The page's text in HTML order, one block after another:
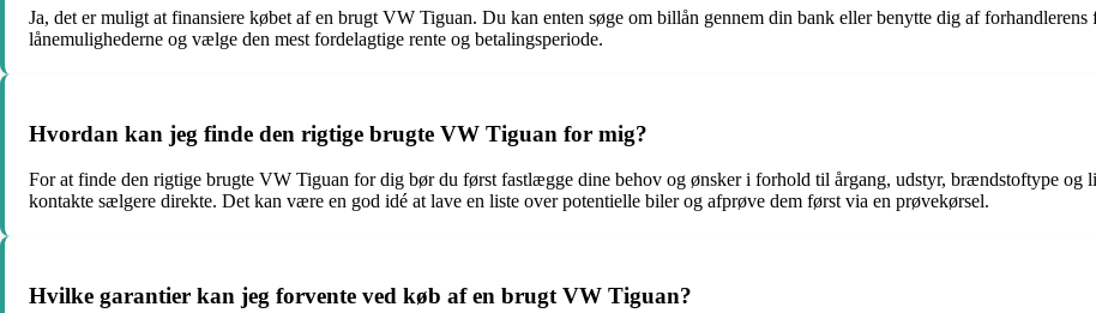
Ja, det er muligt at finansiere købet af en brugt VW Tiguan. Du kan enten søge om billån gennem din bank eller benytte dig af
lånemulighederne og vælge den mest fordelagtige rente og betalingsperiode.
Hvordan kan jeg finde den rigtige brugte VW Tiguan for mig?
For at finde den rigtige brugte VW Tiguan for dig bør du først fastlægge dine behov og ønsker i forhold til årgang, udstyr, brændstoftype og
kontakte sælgere direkte. Det kan være en god idé at lave en liste over potentielle biler og afprøve dem først via en prøvekørsel.
Hvilke garantier kan jeg forvente ved køb af en brugt VW Tiguan?